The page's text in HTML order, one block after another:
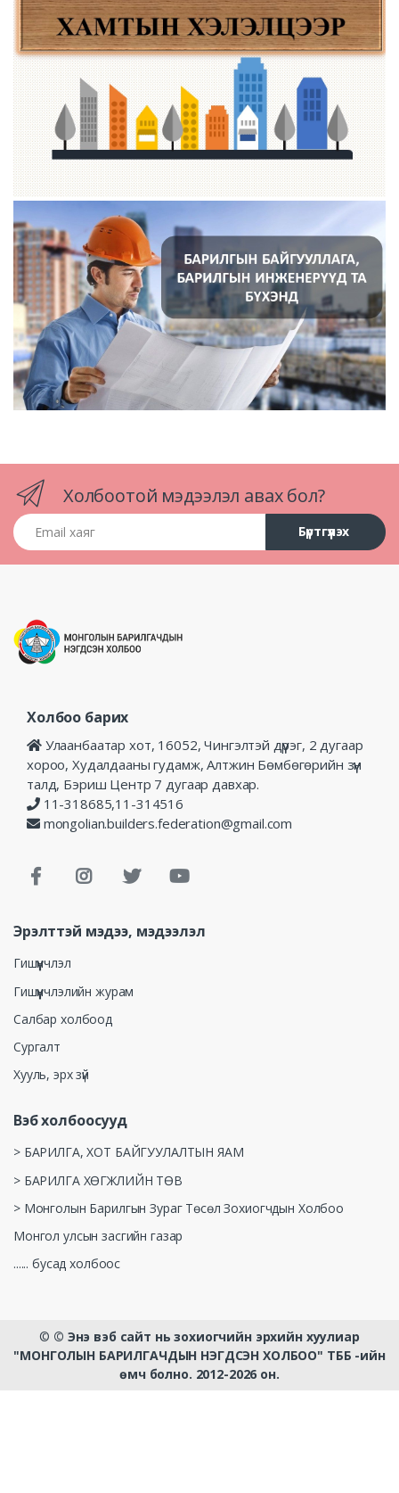
Холбоотой мэдээлэл авах бол?
Email хаяг
Бүртгүүлэх
Холбоо барих
Улаанбаатар хот, 16052, Чингэлтэй дүүрэг, 2 дугаар
хороо, Худалдааны гудамж, Алтжин Бөмбөгөрийн зүүн
талд, Бэриш Центр 7 дугаар давхар.
11-318685,11-314516
mongolian.builders.federation@gmail.com
Эрэлттэй мэдээ, мэдээлэл
Гишүүнчлэл
Гишүүнчлэлийн журам
Салбар холбоод
Сургалт
Хууль, эрх зүй
Вэб холбоосууд
> БАРИЛГА, ХОТ БАЙГУУЛАЛТЫН ЯАМ
> БАРИЛГА ХӨГЖЛИЙН ТӨВ
> Монголын Барилгын Зураг Төсөл Зохиогчдын Холбоо
Монгол улсын засгийн газар
...... бусад холбоос
© © Энэ вэб сайт нь зохиогчийн эрхийн хуулиар
"МОНГОЛЫН БАРИЛГАЧДЫН НЭГДСЭН ХОЛБОО" ТББ -ийн
өмч болно. 2012-2026 он.